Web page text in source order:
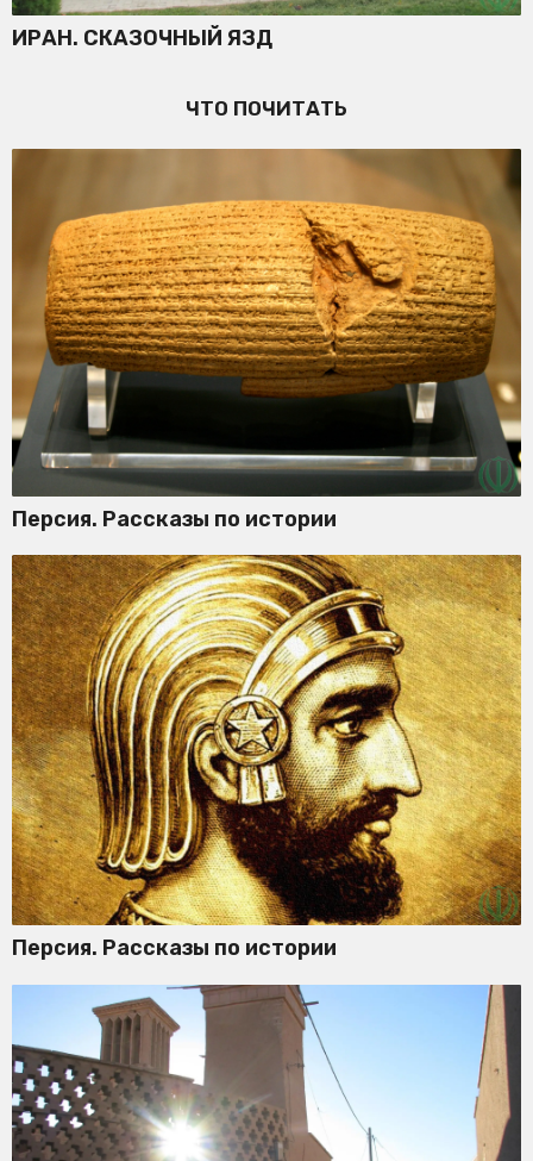
ИРАН. СКАЗОЧНЫЙ ЯЗД
ЧТО ПОЧИТАТЬ
Персия. Рассказы по истории
Персия. Рассказы по истории